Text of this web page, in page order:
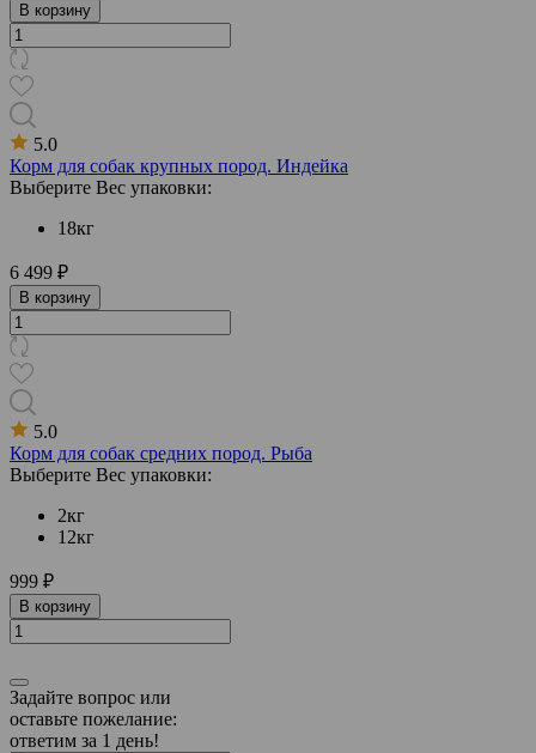
В корзину
5.0
Корм для собак крупных пород. Индейка
Выберите Вес упаковки:
18кг
6 499 ₽
В корзину
5.0
Корм для собак средних пород. Рыба
Выберите Вес упаковки:
2кг
12кг
999 ₽
В корзину
Задайте вопрос или
оставьте пожелание:
ответим за 1 день!